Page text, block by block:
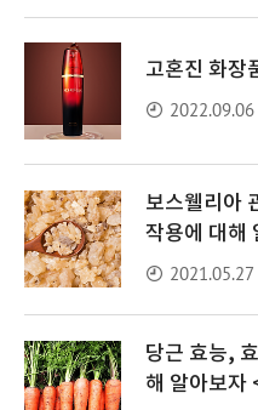
고혼진 화장
2022.09.06
보스웰리아
작용에 대해
2021.05.27
당근 효능,
해 알아보자